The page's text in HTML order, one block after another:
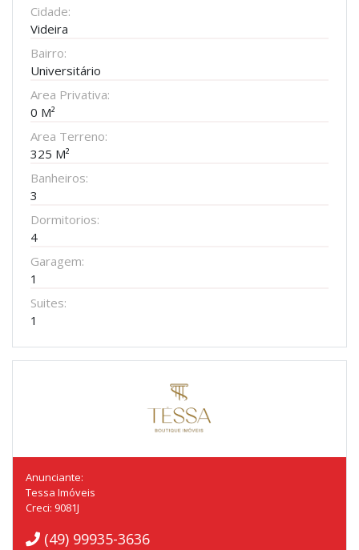
Cidade:
Videira
Bairro:
Universitário
Area Privativa:
0 M²
Area Terreno:
325 M²
Banheiros:
3
Dormitorios:
4
Garagem:
1
Suites:
1
Anunciante:
Tessa Imóveis
Creci: 9081J
(49) 99935-3636